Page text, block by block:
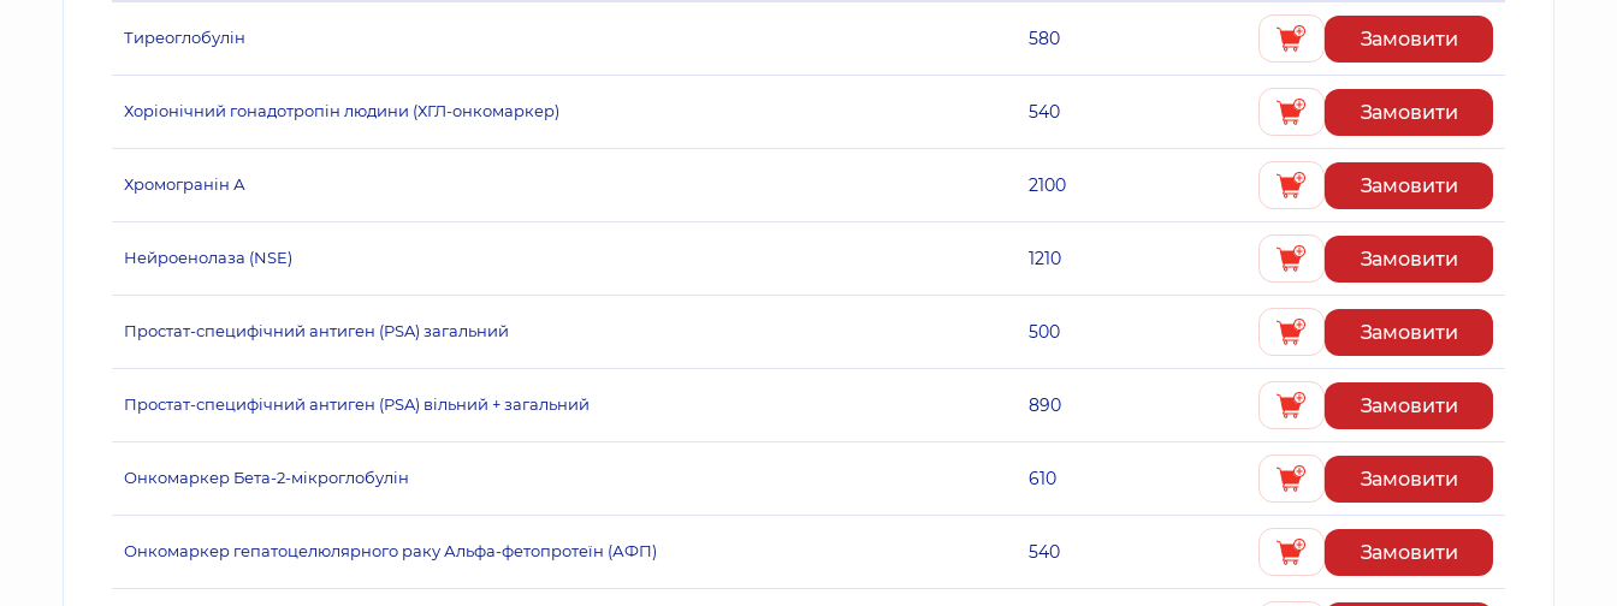
Тиреоглобулін 580 Замовити
Хоріонічний гонадотропін людини (ХГЛ-онкомаркер) 540 Замовити
Хромогранін А 2100 Замовити
Нейроенолаза (NSE) 1210 Замовити
Простат-специфічний антиген (PSA) загальний 500 Замовити
Простат-специфічний антиген (PSA) вільний + загальний 890 Замовити
Онкомаркер Бета-2-мікроглобулін 610 Замовити
Онкомаркер гепатоцелюлярного раку Альфа-фетопротеїн (АФП) 540 Замовити